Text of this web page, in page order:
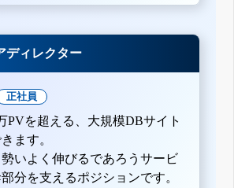
ディレクター
正社員
PVを超える、大規模DBサイト
ます。
いよく伸びるであろうサービ
分を支えるポジションです。